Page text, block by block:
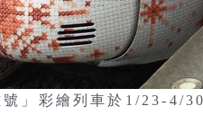
」彩繪列車於1/23-4/